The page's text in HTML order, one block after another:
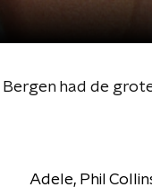
had de
Adele, Phil